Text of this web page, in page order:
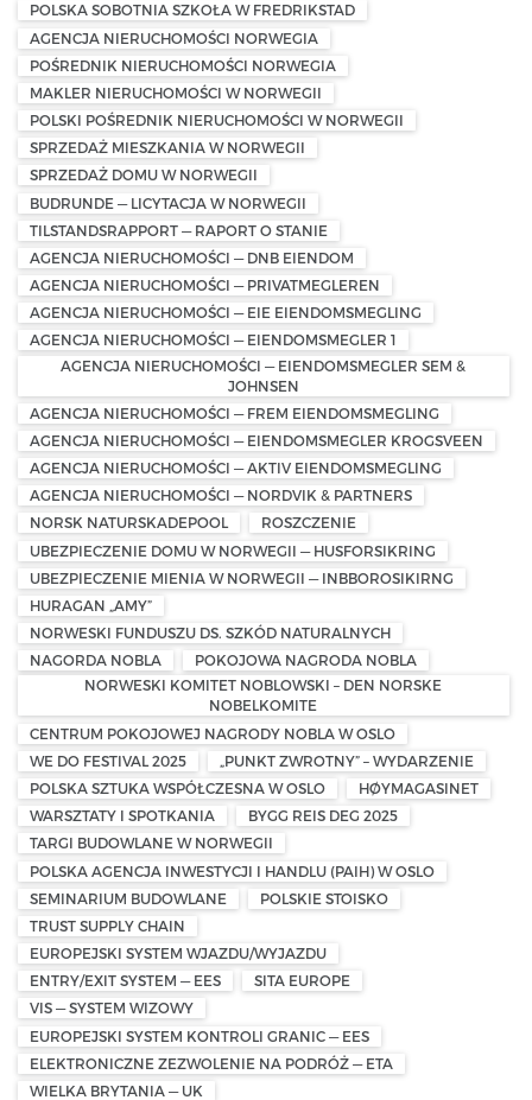
POLSKA SOBOTNIA SZKOŁA W FREDRIKSTAD
AGENCJA NIERUCHOMOŚCI NORWEGIA
POŚREDNIK NIERUCHOMOŚCI NORWEGIA
MAKLER NIERUCHOMOŚCI W NORWEGII
POLSKI POŚREDNIK NIERUCHOMOŚCI W NORWEGII
SPRZEDAŻ MIESZKANIA W NORWEGII
SPRZEDAŻ DOMU W NORWEGII
BUDRUNDE — LICYTACJA W NORWEGII
TILSTANDSRAPPORT — RAPORT O STANIE
AGENCJA NIERUCHOMOŚCI — DNB EIENDOM
AGENCJA NIERUCHOMOŚCI — PRIVATMEGLEREN
AGENCJA NIERUCHOMOŚCI — EIE EIENDOMSMEGLING
AGENCJA NIERUCHOMOŚCI — EIENDOMSMEGLER 1
AGENCJA NIERUCHOMOŚCI — EIENDOMSMEGLER SEM &
JOHNSEN
AGENCJA NIERUCHOMOŚCI — FREM EIENDOMSMEGLING
AGENCJA NIERUCHOMOŚCI — EIENDOMSMEGLER KROGSVEEN
AGENCJA NIERUCHOMOŚCI — AKTIV EIENDOMSMEGLING
AGENCJA NIERUCHOMOŚCI — NORDVIK & PARTNERS
NORSK NATURSKADEPOOL
ROSZCZENIE
UBEZPIECZENIE DOMU W NORWEGII — HUSFORSIKRING
UBEZPIECZENIE MIENIA W NORWEGII — INBBOROSIKIRNG
HURAGAN „AMY”
NORWESKI FUNDUSZU DS. SZKÓD NATURALNYCH
NAGORDA NOBLA
POKOJOWA NAGRODA NOBLA
NORWESKI KOMITET NOBLOWSKI – DEN NORSKE
NOBELKOMITE
CENTRUM POKOJOWEJ NAGRODY NOBLA W OSLO
WE DO FESTIVAL 2025
„PUNKT ZWROTNY” – WYDARZENIE
POLSKA SZTUKA WSPÓŁCZESNA W OSLO
HØYMAGASINET
WARSZTATY I SPOTKANIA
BYGG REIS DEG 2025
TARGI BUDOWLANE W NORWEGII
POLSKA AGENCJA INWESTYCJI I HANDLU (PAIH) W OSLO
SEMINARIUM BUDOWLANE
POLSKIE STOISKO
TRUST SUPPLY CHAIN
EUROPEJSKI SYSTEM WJAZDU/WYJAZDU
ENTRY/EXIT SYSTEM — EES
SITA EUROPE
VIS — SYSTEM WIZOWY
EUROPEJSKI SYSTEM KONTROLI GRANIC — EES
ELEKTRONICZNE ZEZWOLENIE NA PODRÓŻ — ETA
WIELKA BRYTANIA — UK